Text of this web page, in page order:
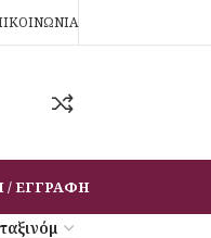
/ ΕΓΓΡΑΦΉ